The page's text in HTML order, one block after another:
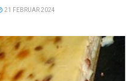
21 FEBRUAR 2024